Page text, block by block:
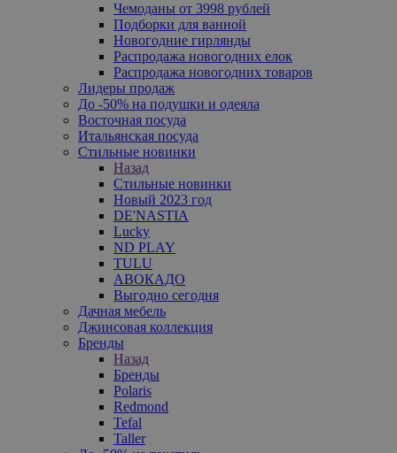
Чемоданы от 3998 рублей
Подборки для ванной
Новогодние гирлянды
Распродажа новогодних елок
Распродажа новогодних товаров
Лидеры продаж
До -50% на подушки и одеяла
Восточная посуда
Итальянская посуда
Стильные новинки
Назад
Стильные новинки
Новый 2023 год
DE'NASTIA
Lucky
ND PLAY
TULU
АВОКАДО
Выгодно сегодня
Дачная мебель
Джинсовая коллекция
Бренды
Назад
Бренды
Polaris
Redmond
Tefal
Taller